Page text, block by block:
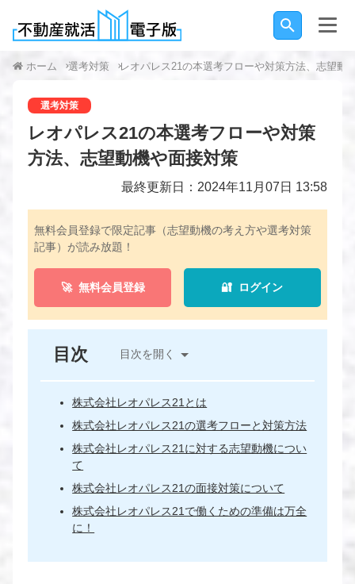
ホーム 選考対策 レオパレス21の本選考フローや対策方法、志望動
選考対策
レオパレス21の本選考フローや対策
方法、志望動機や面接対策
最終更新日：2024年11月07日 13:58
無料会員登録で限定記事（志望動機の考え方や選考対策
記事）が読み放題！
🚀 無料会員登録 🔐 ログイン
目次 目次を開く
株式会社レオパレス21とは
株式会社レオパレス21の選考フローと対策方法
株式会社レオパレス21に対する志望動機につい
て
株式会社レオパレス21の面接対策について
株式会社レオパレス21で働くための準備は万全
に！